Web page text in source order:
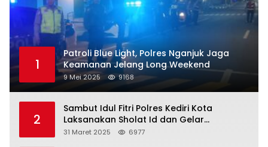
1
Patroli Blue Light, Polres Nganjuk Jaga
Keamanan Jelang Long Weekend
9 Mei 2025 9168
2
Sambut Idul Fitri Polres Kediri Kota
Laksanakan Sholat Id dan Gelar
Halalbihalal
31 Maret 2025 6977